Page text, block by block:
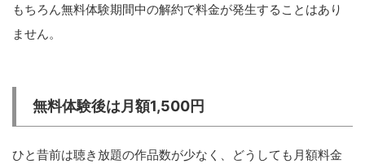
もちろん無料体験期間中の解約で料金が発生することはあり
ません。
無料体験後は月額1,500円
ひと昔前は聴き放題の作品数が少なく、どうしても月額料金